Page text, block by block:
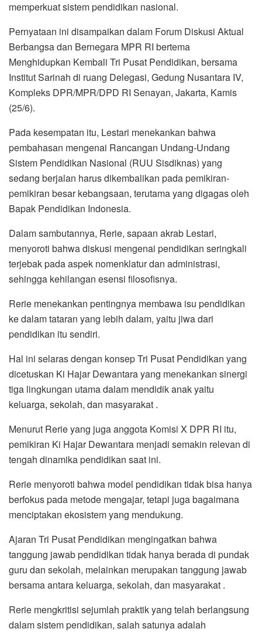
memperkuat sistem pendidikan nasional.
Pernyataan ini disampaikan dalam Forum Diskusi Aktual
Berbangsa dan Bernegara MPR RI bertema
Menghidupkan Kembali Tri Pusat Pendidikan, bersama
Institut Sarinah di ruang Delegasi, Gedung Nusantara IV,
Kompleks DPR/MPR/DPD RI Senayan, Jakarta, Kamis
(25/6).
Pada kesempatan itu, Lestari menekankan bahwa
pembahasan mengenai Rancangan Undang-Undang
Sistem Pendidikan Nasional (RUU Sisdiknas) yang
sedang berjalan harus dikembalikan pada pemikiran-
pemikiran besar kebangsaan, terutama yang digagas oleh
Bapak Pendidikan Indonesia.
Dalam sambutannya, Rerie, sapaan akrab Lestari,
menyoroti bahwa diskusi mengenai pendidikan seringkali
terjebak pada aspek nomenklatur dan administrasi,
sehingga kehilangan esensi filosofisnya.
Rerie menekankan pentingnya membawa isu pendidikan
ke dalam tataran yang lebih dalam, yaitu jiwa dari
pendidikan itu sendiri.
Hal ini selaras dengan konsep Tri Pusat Pendidikan yang
dicetuskan Ki Hajar Dewantara yang menekankan sinergi
tiga lingkungan utama dalam mendidik anak yaitu
keluarga, sekolah, dan masyarakat .
Menurut Rerie yang juga anggota Komisi X DPR RI itu,
pemikiran Ki Hajar Dewantara menjadi semakin relevan di
tengah dinamika pendidikan saat ini.
Rerie menyoroti bahwa model pendidikan tidak bisa hanya
berfokus pada metode mengajar, tetapi juga bagaimana
menciptakan ekosistem yang mendukung.
Ajaran Tri Pusat Pendidikan mengingatkan bahwa
tanggung jawab pendidikan tidak hanya berada di pundak
guru dan sekolah, melainkan merupakan tanggung jawab
bersama antara keluarga, sekolah, dan masyarakat .
Rerie mengkritisi sejumlah praktik yang telah berlangsung
dalam sistem pendidikan, salah satunya adalah